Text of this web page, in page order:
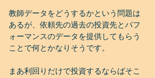
教師データをどうするかという問題は
あるが、依頼先の過去の投資先とパフ
ォーマンスのデータを提供してもらう
ことで何とかなりそうです。
まあ利回りだけで投資するならばそこ